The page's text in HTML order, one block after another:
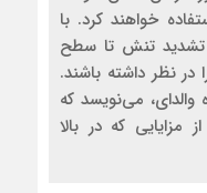
خواهند کرد. با
تشدید تنش تا سطح
در نظر داشته باشند.
والدای،‌ می‌نویسد که
مزایایی که در بالا